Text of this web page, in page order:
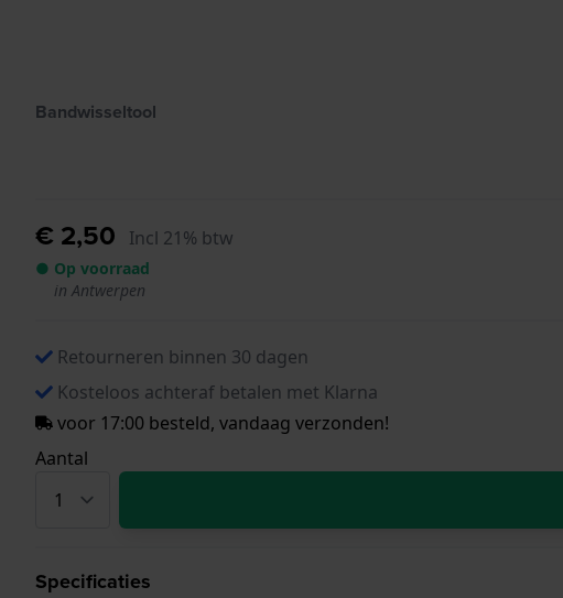
Bandwisseltool
€ 2,50 Incl 21% btw
● Op voorraad
in Antwerpen
Retourneren binnen 30 dagen
Kosteloos achteraf betalen met Klarna
voor 17:00 besteld, vandaag verzonden!
Aantal
Specificaties